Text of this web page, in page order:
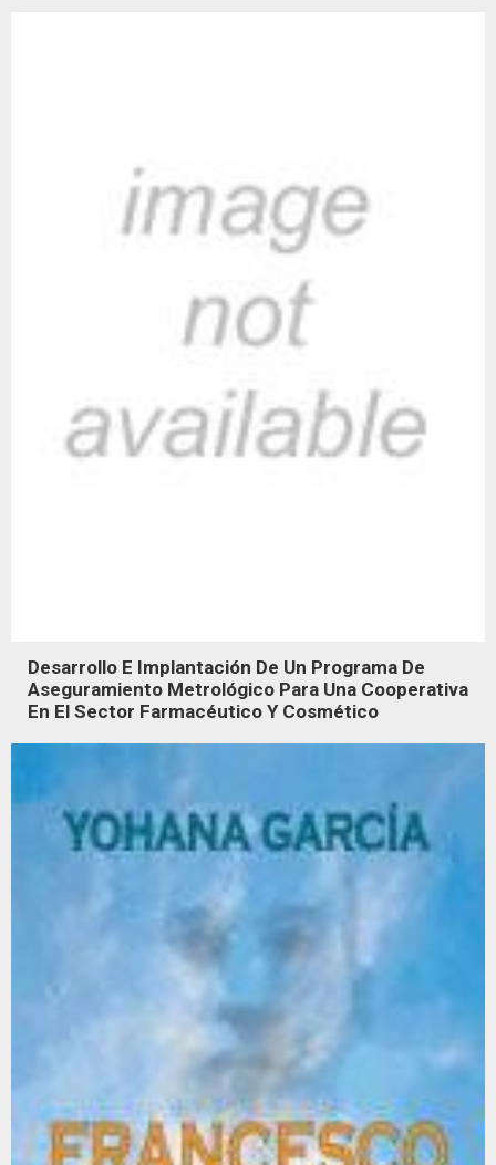
Desarrollo E Implantación De Un Programa De
Aseguramiento Metrológico Para Una Cooperativa
En El Sector Farmacéutico Y Cosmético